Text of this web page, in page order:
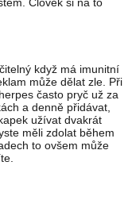
když má imunitní
může dělat zle. Při
často pryč už za
a denně přidávat,
užívat dvakrát
měli zdolat během
to ovšem může